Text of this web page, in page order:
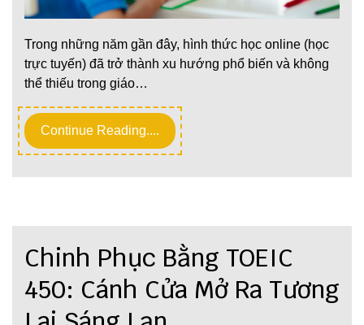
Trong những năm gần đây, hình thức học online (học
trực tuyến) đã trở thành xu hướng phổ biến và không
thể thiếu trong giáo…
Continue Reading....
Chinh Phục Bằng TOEIC
450: Cánh Cửa Mở Ra Tương